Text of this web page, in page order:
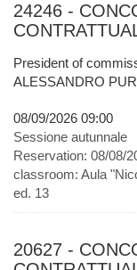
24246 -
President of
ALESSANDRO
08/09/2026 09:00
Sessione autunnale
Reservation: 08/08/
classroom: Aula
ed. 13
20627 -